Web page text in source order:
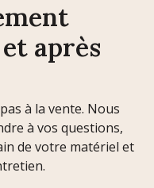
après
à la vente. Nous
à vos questions,
de votre matériel et